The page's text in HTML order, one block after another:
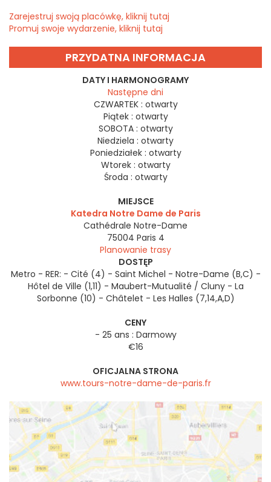
Zarejestruj swoją placówkę, kliknij tutaj
Promuj swoje wydarzenie, kliknij tutaj
PRZYDATNA INFORMACJA
DATY I HARMONOGRAMY
Następne dni
CZWARTEK : otwarty
Piątek : otwarty
SOBOTA : otwarty
Niedziela : otwarty
Poniedziałek : otwarty
Wtorek : otwarty
Środa : otwarty
MIEJSCE
Katedra Notre Dame de Paris
Cathédrale Notre-Dame
75004 Paris 4
Planowanie trasy
DOSTĘP
Metro - RER: - Cité (4) - Saint Michel - Notre-Dame (B,C) -
Hôtel de Ville (1,11) - Maubert-Mutualité / Cluny - La
Sorbonne (10) - Châtelet - Les Halles (7,14,A,D)
CENY
- 25 ans : Darmowy
€16
OFICJALNA STRONA
www.tours-notre-dame-de-paris.fr